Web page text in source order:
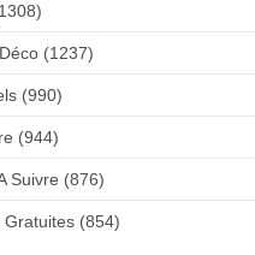
(1237)
(990)
(944)
Suivre (876)
Gratuites (854)